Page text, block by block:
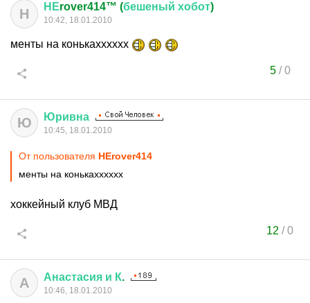
Н НЕrover414™ (бешеный хобот)
10:42, 18.01.2010
менты на конькахххххх
5/0
Ю Юривна
10:45, 18.01.2010
От пользователя НЕrover414
менты на конькахххххх
хоккейный клуб МВД
12 /0
А Анастасия и К.
10:46, 18.01.2010